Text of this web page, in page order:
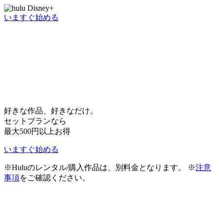
いますぐ始める
好きな作品、好きなだけ。
セットプランなら
最大500円以上お得
いますぐ始める
※Huluのレンタル/購入作品は、別料金となります。 ※注意
事項をご確認ください。